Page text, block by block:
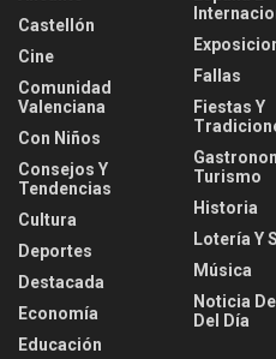
Castellón
Cine
Comunidad
Valenciana
Con Niños
Consejos Y
Tendencias
Cultura
Deportes
Destacada
Economía
Educación
Fallas
Fiestas Y
Turismo
Historia
Lotería Y
Música
Noticia
Del Día